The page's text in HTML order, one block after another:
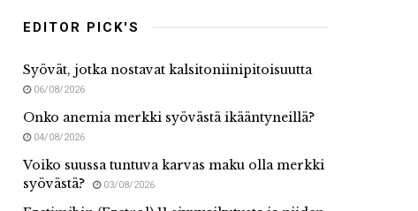
EDITOR PICK'S
Syövät, jotka nostavat kalsitoniinipitoisuutta
06/08/2026
Onko anemia merkki syövästä ikääntyneillä?
04/08/2026
Voiko suussa tuntuva karvas maku olla merkki
syövästä?
03/08/2026